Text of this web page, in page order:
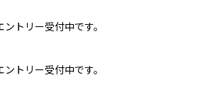
トリー受付中です。
トリー受付中です。